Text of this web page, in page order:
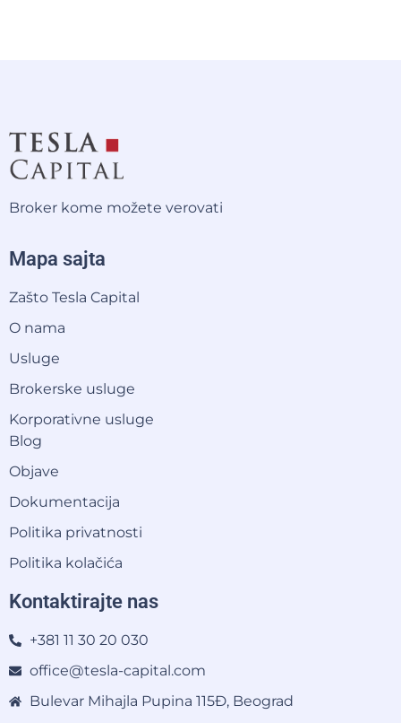
Broker kome možete verovati
Mapa sajta
Zašto Tesla Capital
O nama
Usluge
Brokerske usluge
Korporativne usluge
Blog
Objave
Dokumentacija
Politika privatnosti
Politika kolačića
Kontaktirajte nas
+381 11 30 20 030
office@tesla-capital.com
Bulevar Mihajla Pupina 115Đ, Beograd